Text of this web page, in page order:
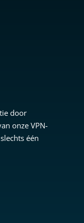
door
onze VPN-
één